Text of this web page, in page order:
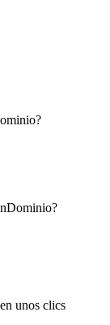
unos clics